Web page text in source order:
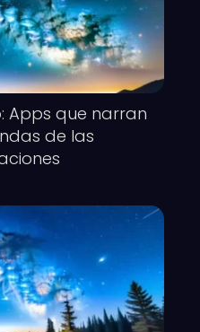
Apps que narran
de las